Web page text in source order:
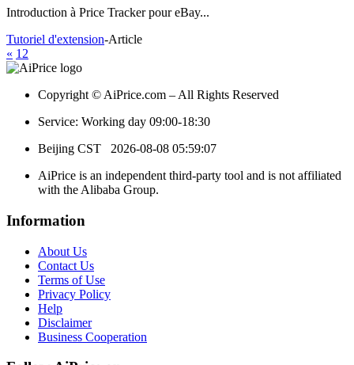
Introduction à Price Tracker pour eBay...
Tutoriel d'extension-Article
« 1 2
Copyright © AiPrice.com – All Rights Reserved
Service: Working day 09:00-18:30
Beijing CST 2026-08-08 05:59:07
AiPrice is an independent third-party tool and is not affiliated
with the Alibaba Group.
Information
About Us
Contact Us
Terms of Use
Privacy Policy
Help
Disclaimer
Business Cooperation